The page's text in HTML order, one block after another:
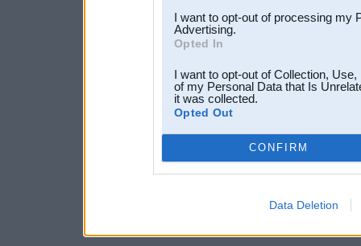
I want to opt-out of processing my
Advertising.
Opted In
I want to opt-out of Collection,
of my Personal Data that Is
it was collected.
Opted Out
CONFIRM
Data Deletion